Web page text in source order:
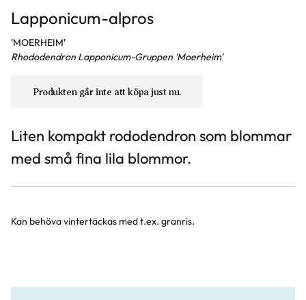
Lapponicum-alpros
'MOERHEIM'
Rhododendron Lapponicum-Gruppen 'Moerheim'
Produkten går inte att köpa just nu.
Liten kompakt rododendron som blommar
med små fina lila blommor.
Kan behöva vintertäckas med t.ex. granris.